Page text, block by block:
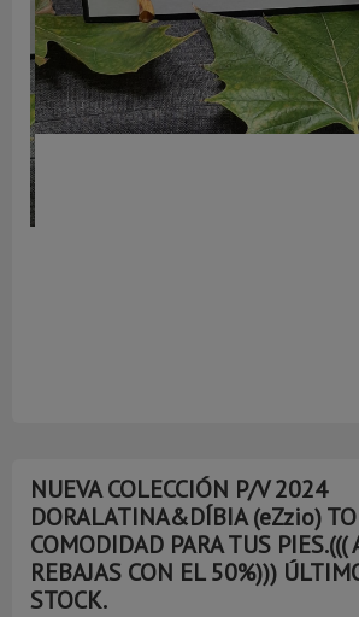
ÚLTIMO NÚMERO 37
NUEVA COLECCIÓN P/V 2024
DORALATINA&DÍBIA (eZzio)
COMODIDAD PARA TUS PIES.(((
REBAJAS CON EL 50%)))
STOCK.